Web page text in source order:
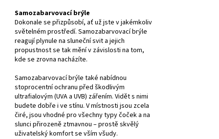
Samozabarvovací brýle
Dokonale se přizpůsobí, ať už jste v jakémkoliv
světelném prostředí. Samozabarvovací brýle
reagují plynule na sluneční svit a jejich
propustnost se tak mění v závislosti na tom,
kde se zrovna nacházíte.
Samozabarvovací brýle také nabídnou
stoprocentní ochranu před škodlivým
ultrafialovým (UVA a UVB) zářením. Vidět s nimi
budete dobře i ve stínu. V místnosti jsou zcela
čiré, jsou vhodné pro všechny typy čoček a na
slunci přirozeně ztmavnou – prostě skvělý
uživatelský komfort se vším všudy.